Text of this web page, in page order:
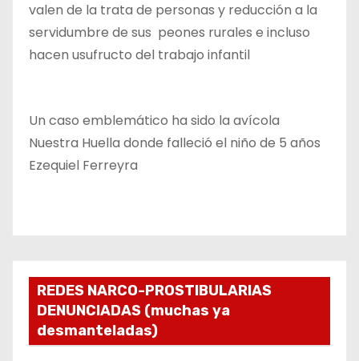
valen de la trata de personas y reducción a la
servidumbre de sus peones rurales e incluso
hacen usufructo del trabajo infantil
Un caso emblemático ha sido la avícola
Nuestra Huella donde falleció el niño de 5 años
Ezequiel Ferreyra
REDES NARCO-PROSTIBULARIAS
DENUNCIADAS (muchas ya
desmanteladas)